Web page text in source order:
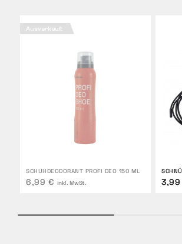
Ausverkauft
SCHUHDEODORANT PROFI DEO 150 ML
6,99 € inkl. MwSt.